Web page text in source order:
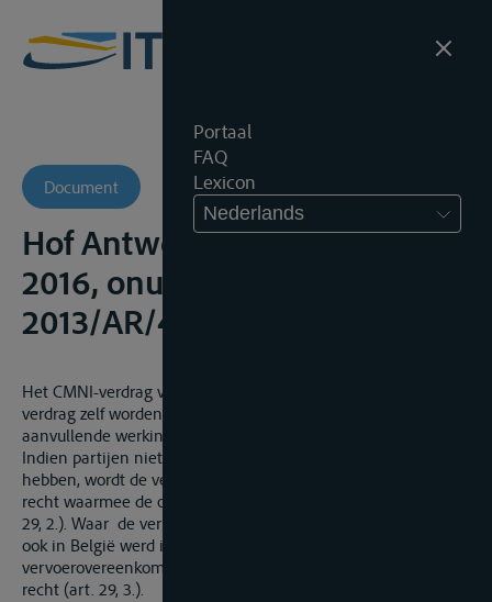
Portaal
FAQ
Lexicon
Nederlands
Document
Hof Antwerpen, 21 maart
2016, onuitgegeven,
2013/AR/454
Het CMNI-verdrag verwijst voor de aspecten die niet door het
verdrag zelf worden geregeld uitdrukkelijk naar de
aanvullende werking van het nationaal recht (art. 29 CMNI).
Indien partijen niet zelf het toepasselijk recht gekozen
hebben, wordt de vervoerovereenkomst beheerst door het
recht waarmee de overeenkomst de nauwste band heeft (art.
29, 2.). Waar de vervoerder in België gevestigd is en de lading
ook in België werd in ontvangst genomen, wordt de
vervoerovereenkomst aanvullend beheerst door Belgisch
recht (art. 29, 3.).